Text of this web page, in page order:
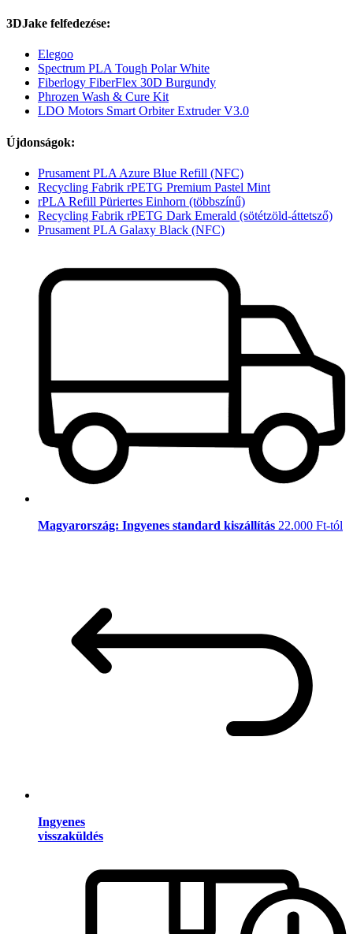
3DJake felfedezése:
Elegoo
Spectrum PLA Tough Polar White
Fiberlogy FiberFlex 30D Burgundy
Phrozen Wash & Cure Kit
LDO Motors Smart Orbiter Extruder V3.0
Újdonságok:
Prusament PLA Azure Blue Refill (NFC)
Recycling Fabrik rPETG Premium Pastel Mint
rPLA Refill Püriertes Einhorn (többszínű)
Recycling Fabrik rPETG Dark Emerald (sötétzöld-áttetsző)
Prusament PLA Galaxy Black (NFC)
Magyarország: Ingyenes standard kiszállítás 22.000 Ft-tól
Ingyenes
visszaküldés